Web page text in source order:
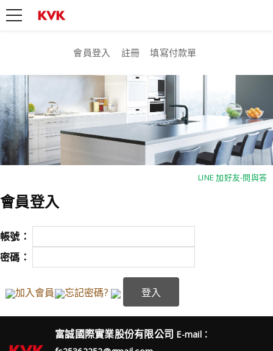
會員登入 註冊 填寫付款單
LINE 加好友-問與答
會員登入
帳號：
密碼：
加入會員 忘記密碼?
富誠國際實業股份有限公司 E-mail：